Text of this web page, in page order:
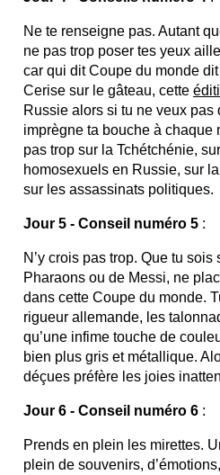
Ne te renseigne pas. Autant
ne pas trop poser tes yeux
car qui dit Coupe du monde
Cerise sur le gâteau, cette
Russie alors si tu ne veux pas
imprègne ta bouche à chaque
pas trop sur la Tchétchénie,
homosexuels en Russie, sur
sur les assassinats politiques.
Jour 5 - Conseil numéro 5 :
N’y crois pas trop. Que tu sois
Pharaons ou de Messi, ne
dans cette Coupe du monde.
rigueur allemande, les
qu’une infime touche de
bien plus gris et métallique.
déçues préfère les joies
Jour 6 - Conseil numéro 6 :
Prends en plein les mirettes.
plein de souvenirs,